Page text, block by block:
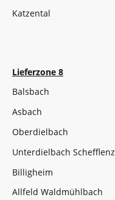
Katzental
Lieferzone 8
Balsbach
Asbach
Oberdielbach
Unterdielbach Schefflenz
Billigheim
Allfeld Waldmühlbach